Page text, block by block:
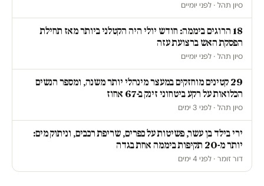
סיון תהל · לפני יומיים
18 הרוגים ביממה: חודש יולי היה הקטלני ביותר מאז תחילת
הפסקת האש ברצועת עזה
סיון תהל · לפני יומיים
29 קטינים מוחזקים במעצר מינהלי יותר משנה, ומספר הנשים
הכלואות על רקע ביטחוני זינק ב-67 אחוז
סיון תהל · לפני 3 ימים
ירי בילד בן עשר, פשיטות על כפרים, שריפת רכבים, וניתוק מים:
יותר מ-20 תקיפות ביממה אחת בגדה
דור זומר · לפני 4 ימים